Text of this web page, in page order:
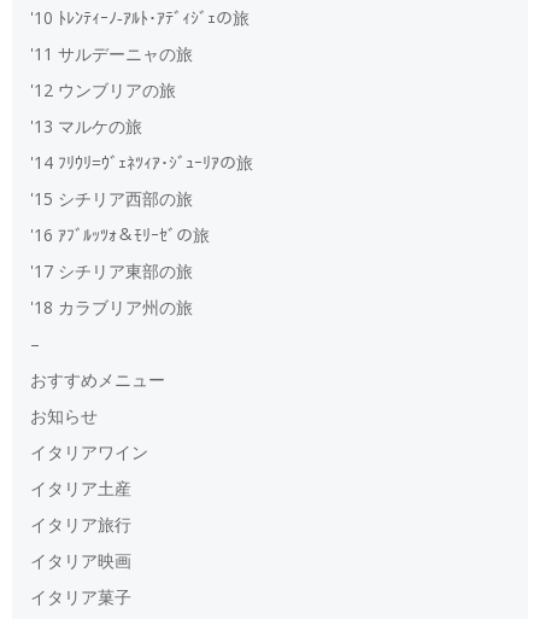
'10 ﾄﾚﾝﾃｨｰﾉ‐ｱﾙﾄ･ｱﾃﾞｨｼﾞｪの旅
'11 サルデーニャの旅
'12 ウンブリアの旅
'13 マルケの旅
'14 ﾌﾘｳﾘ=ｳﾞｪﾈﾂｨｱ･ｼﾞｭｰﾘｱの旅
'15 シチリア西部の旅
'16 ｱﾌﾞﾙｯﾂｫ＆ﾓﾘｰｾﾞの旅
'17 シチリア東部の旅
'18 カラブリア州の旅
–
おすすめメニュー
お知らせ
イタリアワイン
イタリア土産
イタリア旅行
イタリア映画
イタリア菓子